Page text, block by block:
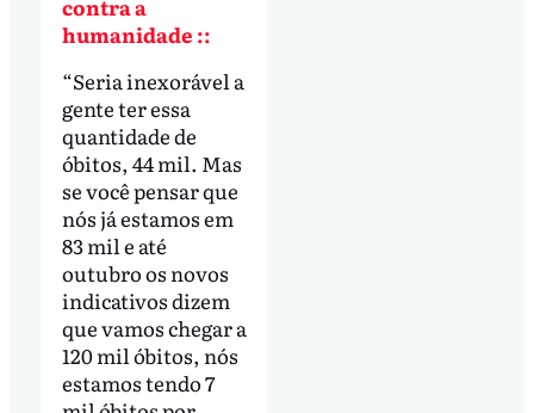
contra a
humanidade ::
“Seria inexorável a
gente ter essa
quantidade de
óbitos, 44 mil. Mas
se você pensar que
nós já estamos em
83 mil e até
outubro os novos
indicativos dizem
que vamos chegar a
120 mil óbitos, nós
estamos tendo 7